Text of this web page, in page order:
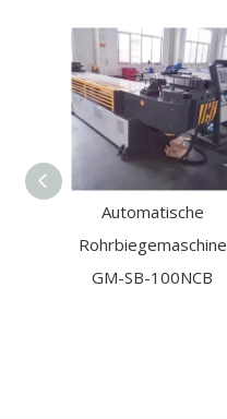
Automatische
Rohrbiegemaschine
GM-SB-100NCB